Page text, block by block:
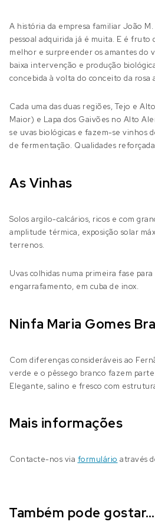
A história da empresa familiar João
pessoal adquirida já é muita. E é
melhor e surpreender os amantes do
baixa intervenção e produção
concebida à volta do conceito da rosa
Cada uma das duas regiões, Tejo e
Maior) e Lapa dos Gaivões no Alto
se uvas biológicas e fazem-se vinhos
de fermentação. Qualidades
As Vinhas
Solos argilo-calcários, ricos e com
amplitude térmica, exposição solar
terrenos.
Uvas colhidas numa primeira fase
engarrafamento, em cuba de inox.
Ninfa Maria Gomes
Com diferenças consideráveis ao
verde e o pêssego branco fazem
Elegante, salino e fresco com
Mais informações
Contacte-nos via formulário através
Também pode gostar…